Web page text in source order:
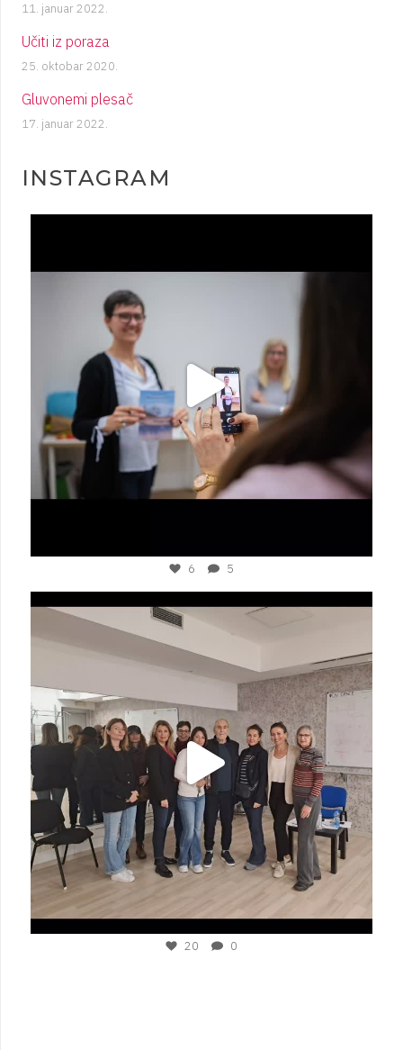
11. januar 2022.
Učiti iz poraza
25. oktobar 2020.
Gluvonemi plesač
17. januar 2022.
INSTAGRAM
6 5
plesigrad
Nov 15
20 0